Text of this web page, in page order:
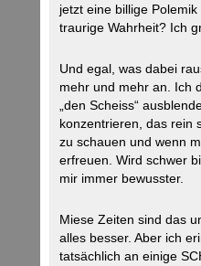
jetzt eine billige
traurige Wahrheit? Ich
Und egal, was dabei
mehr und mehr an. Ich
„den Scheiss“
konzentrieren, das rein
zu schauen und wenn
erfreuen. Wird schwer
mir immer bewusster.
Miese Zeiten sind das
alles besser. Aber ich
tatsächlich an einige